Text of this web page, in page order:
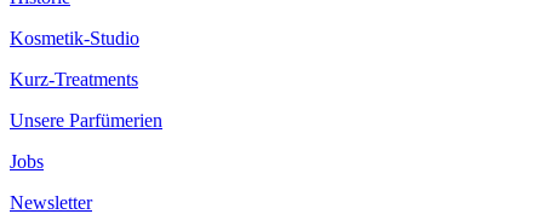
Kosmetik-Studio
Kurz-Treatments
Unsere Parfümerien
Jobs
Newsletter